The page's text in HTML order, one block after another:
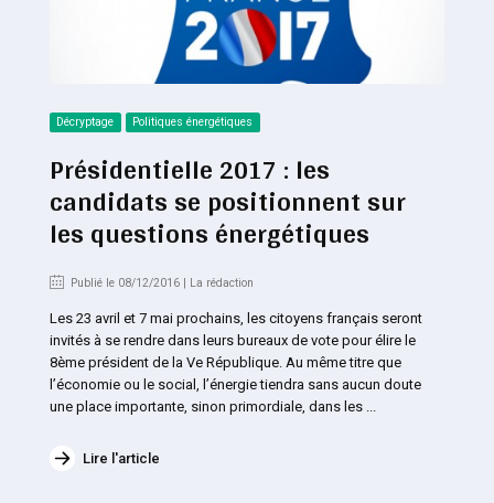
Décryptage Politiques énergétiques
Présidentielle 2017 : les
candidats se positionnent sur
les questions énergétiques
Publié le 08/12/2016 | La rédaction
Les 23 avril et 7 mai prochains, les citoyens français seront
invités à se rendre dans leurs bureaux de vote pour élire le
8ème président de la Ve République. Au même titre que
l’économie ou le social, l’énergie tiendra sans aucun doute
une place importante, sinon primordiale, dans les ...
Lire l'article